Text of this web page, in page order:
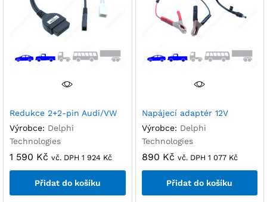
Redukce 2+2-pin Audi/VW
Výrobce: Delphi
Technologies
1 590 Kč vč. DPH 1 924 Kč
Přidat do košíku
Napájecí adaptér 12V
Výrobce: Delphi
Technologies
890 Kč vč. DPH 1 077 Kč
Přidat do košíku